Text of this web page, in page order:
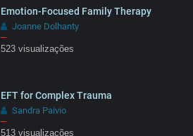
Emotion-Focused Family Therapy
Joanne Dolhanty
–
523 visualizações
EFT for Complex Trauma
Sandra Paivio
–
513 visualizações